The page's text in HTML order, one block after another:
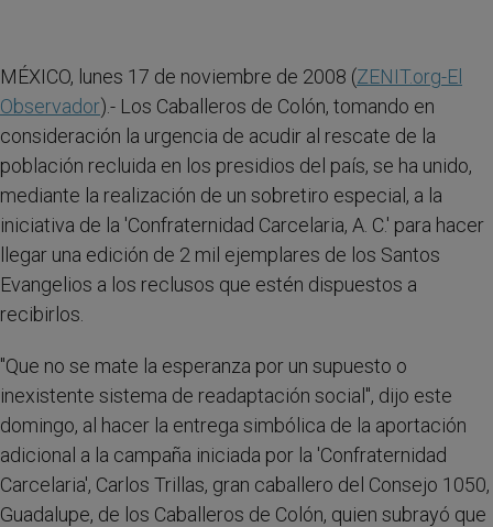
MÉXICO, lunes 17 de noviembre de 2008 (ZENIT.org-El
Observador).- Los Caballeros de Colón, tomando en
consideración la urgencia de acudir al rescate de la
población recluida en los presidios del país, se ha unido,
mediante la realización de un sobretiro especial, a la
iniciativa de la 'Confraternidad Carcelaria, A. C.' para hacer
llegar una edición de 2 mil ejemplares de los Santos
Evangelios a los reclusos que estén dispuestos a
recibirlos.
"Que no se mate la esperanza por un supuesto o
inexistente sistema de readaptación social", dijo este
domingo, al hacer la entrega simbólica de la aportación
adicional a la campaña iniciada por la 'Confraternidad
Carcelaria', Carlos Trillas, gran caballero del Consejo 1050,
Guadalupe, de los Caballeros de Colón, quien subrayó que